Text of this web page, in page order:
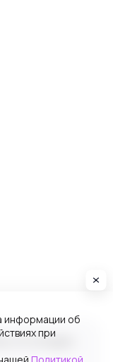
All rights
информации об
при